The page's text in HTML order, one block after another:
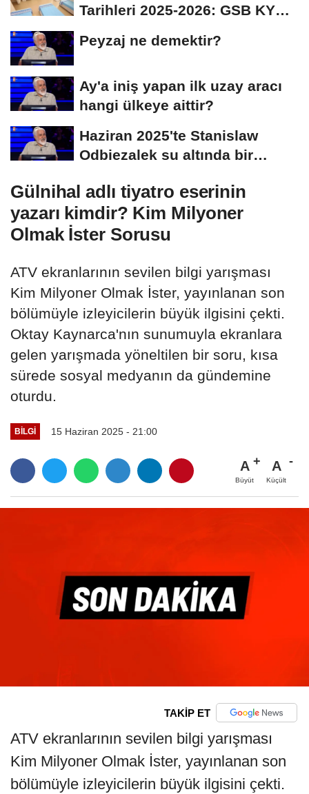
Tarihleri 2025-2026: GSB KYK
Peyzaj ne demektir?
Ay'a iniş yapan ilk uzay aracı
hangi ülkeye aittir?
Haziran 2025'te Stanislaw
Odbiezalek su altında bir
Gülnihal adlı tiyatro eserinin
yazarı kimdir? Kim Milyoner
Olmak İster Sorusu
ATV ekranlarının sevilen bilgi yarışması
Kim Milyoner Olmak İster, yayınlanan son
bölümüyle izleyicilerin büyük ilgisini çekti.
Oktay Kaynarca'nın sunumuyla ekranlara
gelen yarışmada yöneltilen bir soru, kısa
sürede sosyal medyanın da gündemine
oturdu.
BILGI 15 Haziran 2025 - 21:00
A
Büyüt
A
Küçült
TAKİP ET
ATV ekranlarının sevilen bilgi yarışması
Kim Milyoner Olmak İster, yayınlanan son
bölümüyle izleyicilerin büyük ilgisini çekti.